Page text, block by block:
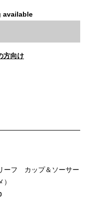
available
方向け
ーフ カップ＆ソーサー
）